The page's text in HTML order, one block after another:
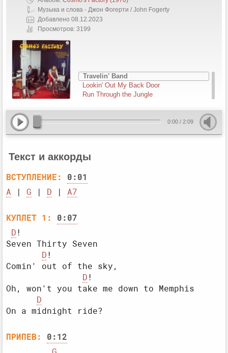
Музыка и слова - Джон Фогерти / John Fogerty
Добавлено 08.12.2023
Просмотров: 3199
Travelin' Band
Lookin' Out My Back Door
Run Through the Jungle
Who'll Stop the Rain
I Heard It Through the Grapevine
0:00 / 2:09
Текст и аккорды
ВСТУПЛЕНИЕ:
0:01
A | G | D | A7
КУПЛЕТ 1:
0:07
D
Seven Thirty Seven
D
Comin' out of the sky,
D
Oh, won't you take me down to Memphis
D
ПРИПЕВ:
0:12